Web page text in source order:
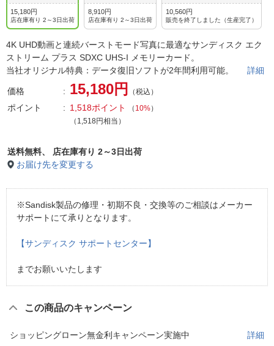
15,180円
店在庫有り 2～3日出荷
8,910円
店在庫有り 2～3日出荷
10,560円
販売を終了しました（生産完了）
4K UHD動画と連続バーストモード写真に最適なサンディスク エク
ストリーム プラス SDXC UHS-I メモリーカード。
当社オリジナル特典：データ復旧ソフトが2年間利用可能。 詳細
価格 15,180円 （税込）
ポイント 1,518ポイント （ 10%）
（1,518円相当）
送料無料、
店在庫有り 2～3日出荷
お届け先を変更する
※Sandisk製品の修理・初期不良・交換等のご相談はメーカー
サポートにて承りとなります。
【サンディスク サポートセンター】
までお願いいたします
この商品のキャンペーン
ショッピングローン無金利キャンペーン実施中 詳細